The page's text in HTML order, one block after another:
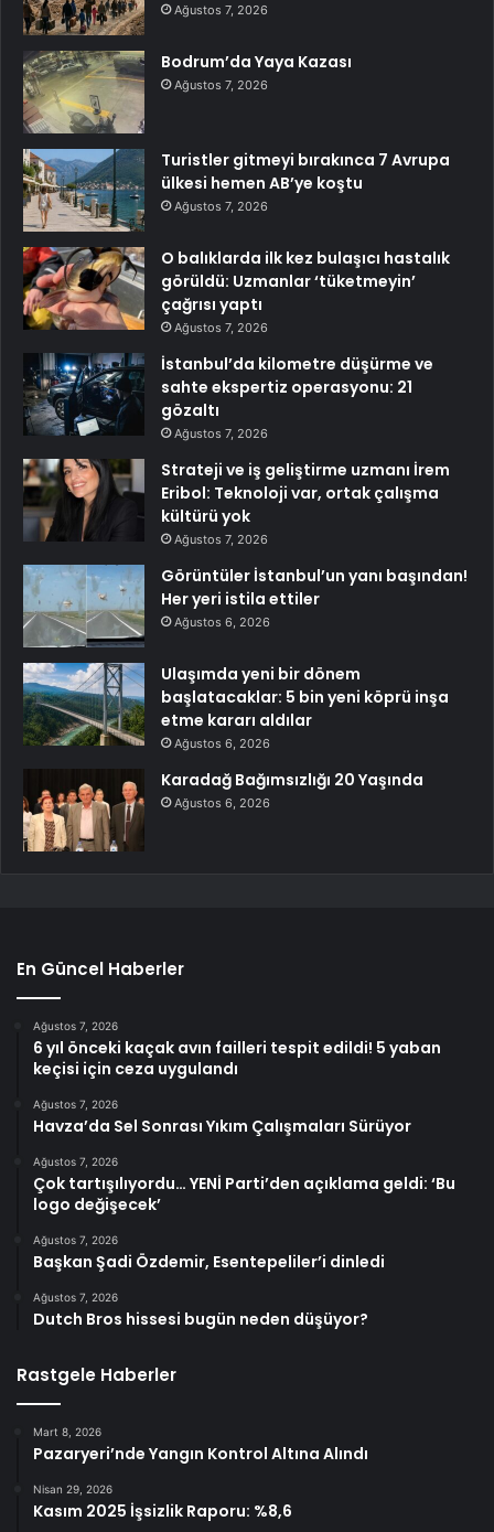
Ağustos 7, 2026
Bodrum’da Yaya Kazası
Ağustos 7, 2026
Turistler gitmeyi bırakınca 7 Avrupa
ülkesi hemen AB’ye koştu
Ağustos 7, 2026
O balıklarda ilk kez bulaşıcı hastalık
görüldü: Uzmanlar ‘tüketmeyin’
çağrısı yaptı
Ağustos 7, 2026
İstanbul’da kilometre düşürme ve
sahte ekspertiz operasyonu: 21
gözaltı
Ağustos 7, 2026
Strateji ve iş geliştirme uzmanı İrem
Eribol: Teknoloji var, ortak çalışma
kültürü yok
Ağustos 7, 2026
Görüntüler İstanbul’un yanı başından!
Her yeri istila ettiler
Ağustos 6, 2026
Ulaşımda yeni bir dönem
başlatacaklar: 5 bin yeni köprü inşa
etme kararı aldılar
Ağustos 6, 2026
Karadağ Bağımsızlığı 20 Yaşında
Ağustos 6, 2026
En Güncel Haberler
Ağustos 7, 2026
6 yıl önceki kaçak avın failleri tespit edildi! 5 yaban
keçisi için ceza uygulandı
Ağustos 7, 2026
Havza’da Sel Sonrası Yıkım Çalışmaları Sürüyor
Ağustos 7, 2026
Çok tartışılıyordu… YENİ Parti’den açıklama geldi: ‘Bu
logo değişecek’
Ağustos 7, 2026
Başkan Şadi Özdemir, Esentepeliler’i dinledi
Ağustos 7, 2026
Dutch Bros hissesi bugün neden düşüyor?
Rastgele Haberler
Mart 8, 2026
Pazaryeri’nde Yangın Kontrol Altına Alındı
Nisan 29, 2026
Kasım 2025 İşsizlik Raporu: %8,6